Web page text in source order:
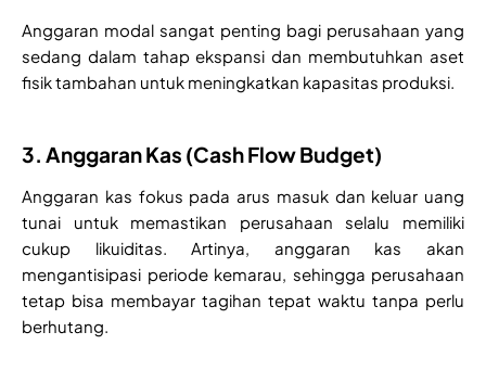
Anggaran modal sangat penting bagi perusahaan yang
sedang dalam tahap ekspansi dan membutuhkan aset
fisik tambahan untuk meningkatkan kapasitas produksi.
3. Anggaran Kas (Cash Flow Budget)
Anggaran kas fokus pada arus masuk dan keluar uang
tunai untuk memastikan perusahaan selalu memiliki
cukup likuiditas. Artinya, anggaran kas akan
mengantisipasi periode kemarau, sehingga perusahaan
tetap bisa membayar tagihan tepat waktu tanpa perlu
berhutang.